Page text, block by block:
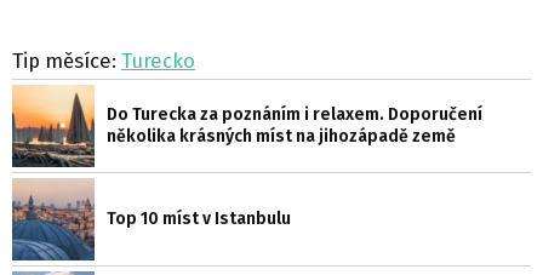
Tip měsíce: Turecko
Do Turecka za poznáním i relaxem. Doporučení
několika krásných míst na jihozápadě země
Top 10 míst v Istanbulu